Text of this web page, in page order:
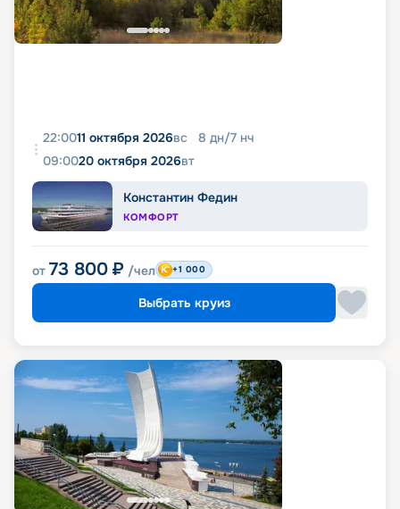
22:0011 октября 2026вс 8 дн/7 нч
09:0020 октября 2026вт
Константин Федин
КОМФОРТ
от 73 800 ₽ /чел +1 000
Выбрать круиз